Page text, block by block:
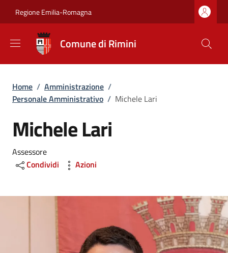
Regione Emilia-Romagna
Comune di Rimini
Briciole di pane
Home / Amministrazione /
Personale Amministrativo / Michele Lari
Michele Lari
Assessore
Condividi
Azioni